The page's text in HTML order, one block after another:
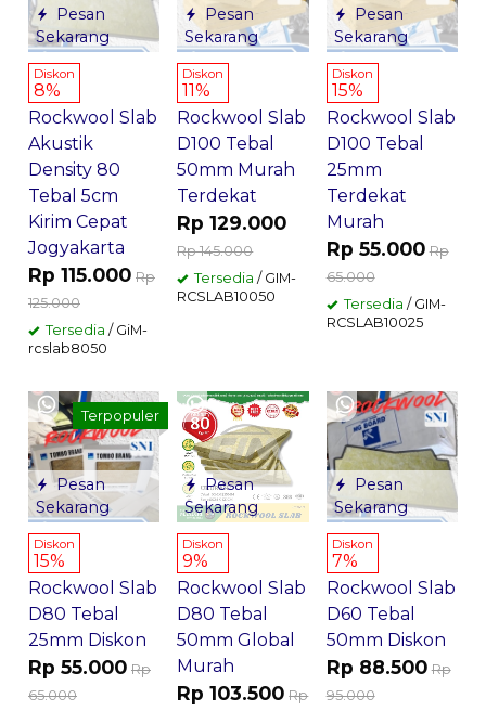
Pesan
Sekarang
Diskon
8%
Rockwool Slab
Akustik
Density 80
Tebal 5cm
Kirim Cepat
Jogyakarta
Rp 115.000 Rp
125.000
Tersedia / GiM-
rcslab8050
Pesan
Sekarang
Diskon
11%
Rockwool Slab
D100 Tebal
50mm Murah
Terdekat
Rp 129.000
Rp 145.000
Tersedia / GIM-
RCSLAB10050
Pesan
Sekarang
Diskon
15%
Rockwool Slab
D100 Tebal
25mm
Terdekat
Murah
Rp 55.000 Rp
65.000
Tersedia / GIM-
RCSLAB10025
Pesan
Sekarang
Terpopuler
Diskon
15%
Rockwool Slab
D80 Tebal
25mm Diskon
Rp 55.000 Rp
65.000
Pesan
Sekarang
Diskon
9%
Rockwool Slab
D80 Tebal
50mm Global
Murah
Rp 103.500 Rp
Pesan
Sekarang
Diskon
7%
Rockwool Slab
D60 Tebal
50mm Diskon
Rp 88.500 Rp
95.000